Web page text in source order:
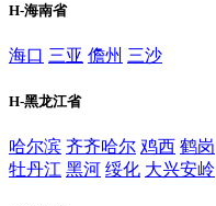
H-海南省
海口 三亚 儋州 三沙
H-黑龙江省
哈尔滨 齐齐哈尔 鸡西 鹤岗
牡丹江 黑河 绥化 大兴安岭